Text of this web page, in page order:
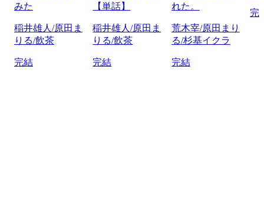
みた
稲井雄人/原田ま
りる/飲茶
完結
【単話】
稲井雄人/原田ま
りる/飲茶
完結
れた。
荒木宰/原田まり
る/杉基イクラ
完結
完